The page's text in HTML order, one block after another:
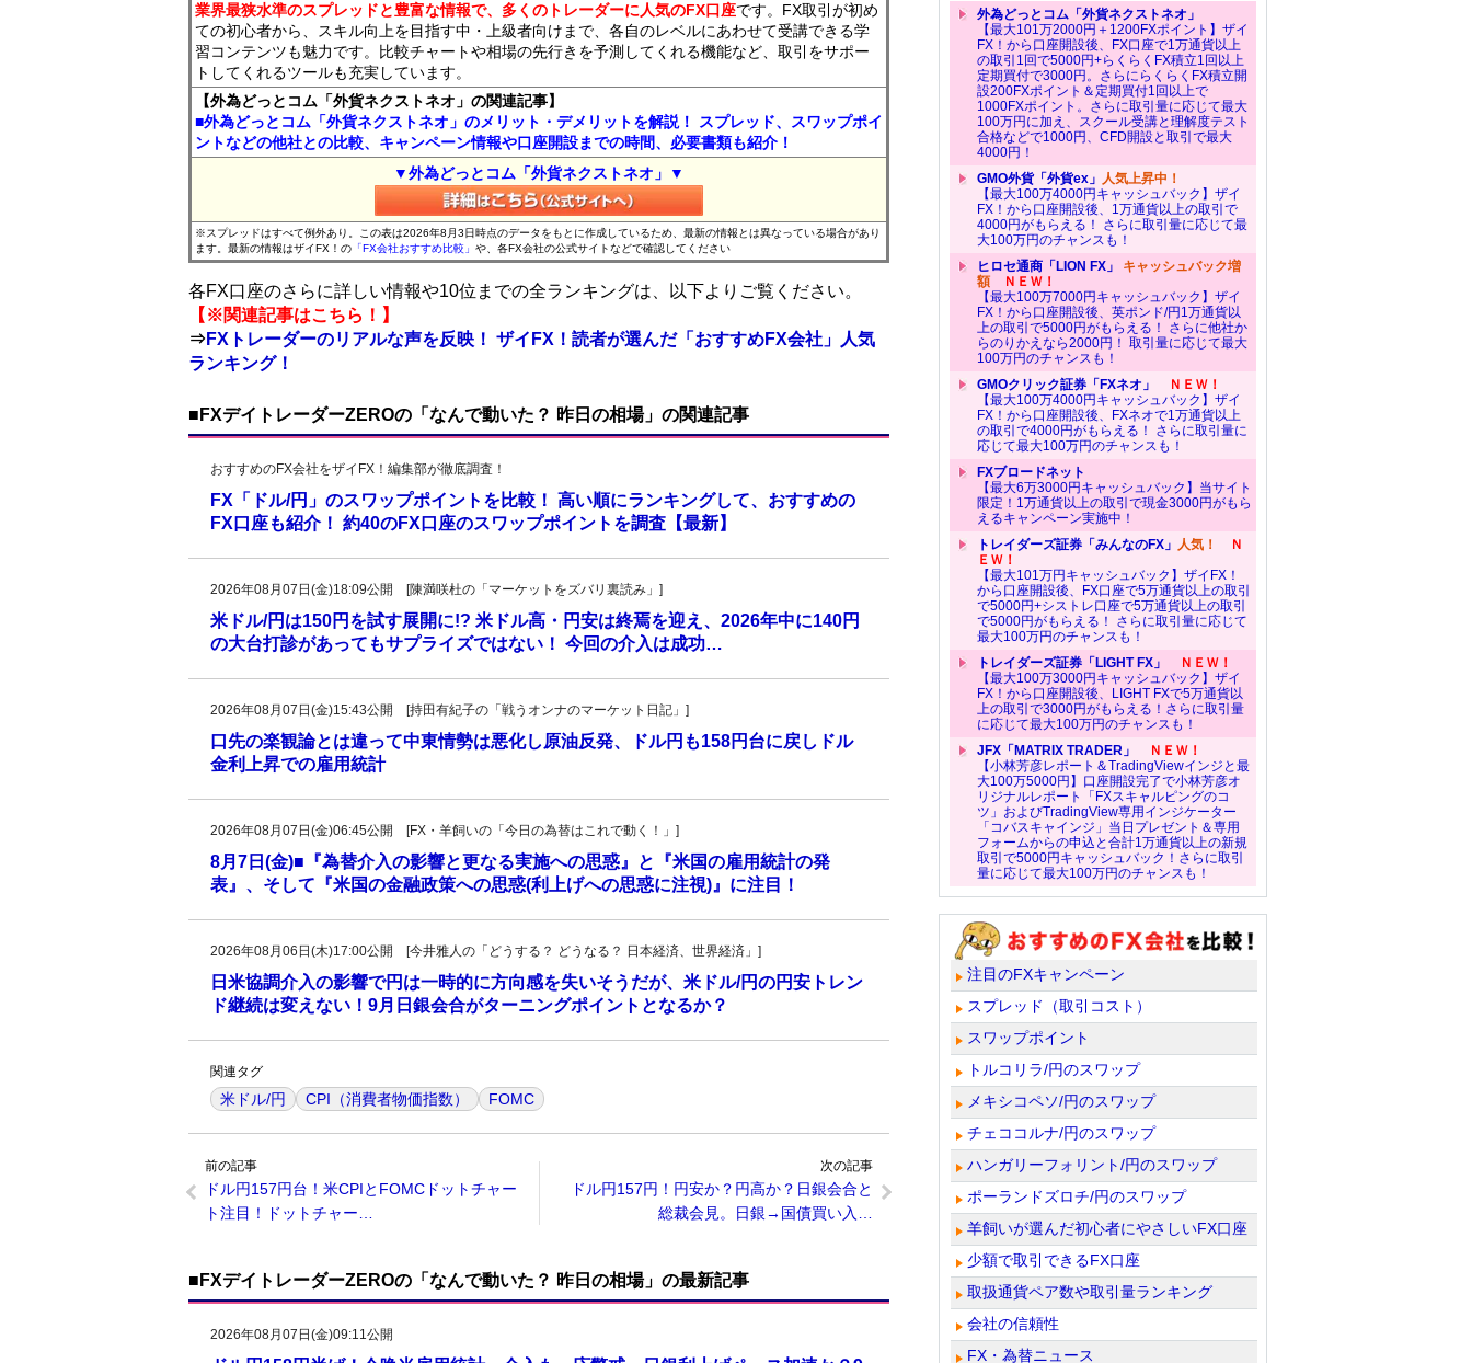
業界最狭水準のスプレッドと豊富な情報で、多くのトレーダーに人気のFX口座です。FX取引が初め
ての初心者から、スキル向上を目指す中・上級者向けまで、各自のレベルにあわせて受講できる学
習コンテンツも魅力です。比較チャートや相場の先行きを予測してくれる機能など、取引をサポー
トしてくれるツールも充実しています。
【外為どっとコム「外貨ネクストネオ」の関連記事】
■外為どっとコム「外貨ネクストネオ」のメリット・デメリットを解説！ スプレッド、スワップポイ
ントなどの他社との比較、キャンペーン情報や口座開設までの時間、必要書類も紹介！
▼外為どっとコム「外貨ネクストネオ」▼
※スプレッドはすべて例外あり。この表は2026年8月3日時点のデータをもとに作成しているため、最新の情報とは異なっている場合があり
ます。最新の情報はザイFX！の 「FX会社おすすめ比較」 や、各FX会社の公式サイトなどで確認してください
各FX口座のさらに詳しい情報や10位までの全ランキングは、以下よりご覧ください。
【※関連記事はこちら！】
⇒FXトレーダーのリアルな声を反映！ ザイFX！読者が選んだ「おすすめFX会社」人気
ランキング！
■FXデイトレーダーZEROの「なんで動いた？ 昨日の相場」の関連記事
おすすめのFX会社をザイFX！編集部が徹底調査！
FX「ドル/円」のスワップポイントを比較！ 高い順にランキングして、おすすめの
FX口座も紹介！ 約40のFX口座のスワップポイントを調査【最新】
2026年08月07日(金)18:09公開 [陳満咲杜の「マーケットをズバリ裏読み」]
米ドル/円は150円を試す展開に!? 米ドル高・円安は終焉を迎え、2026年中に140円
の大台打診があってもサプライズではない！ 今回の介入は成功…
2026年08月07日(金)15:43公開 [持田有紀子の「戦うオンナのマーケット日記」]
口先の楽観論とは違って中東情勢は悪化し原油反発、ドル円も158円台に戻しドル
金利上昇での雇用統計
2026年08月07日(金)06:45公開 [FX・羊飼いの「今日の為替はこれで動く！」]
8月7日(金)■『為替介入の影響と更なる実施への思惑』と『米国の雇用統計の発
表』、そして『米国の金融政策への思惑(利上げへの思惑に注視)』に注目！
2026年08月06日(木)17:00公開 [今井雅人の「どうする？ どうなる？ 日本経済、世界経済」]
日米協調介入の影響で円は一時的に方向感を失いそうだが、米ドル/円の円安トレン
ド継続は変えない！9月日銀会合がターニングポイントとなるか？
関連タグ
米ドル/円 CPI（消費者物価指数） FOMC
前の記事
ドル円157円台！米CPIとFOMCドットチャー
ト注目！ドットチャー…
次の記事
ドル円157円！円安か？円高か？日銀会合と
総裁会見。日銀→国債買い入…
■FXデイトレーダーZEROの「なんで動いた？ 昨日の相場」の最新記事
2026年08月07日(金)09:11公開
外為どっとコム「外貨ネクストネオ」
【最大101万2000円＋1200FXポイント】ザイ
FX！から口座開設後、FX口座で1万通貨以上
の取引1回で5000円+らくらくFX積立1回以上
定期買付で3000円。さらにらくらくFX積立開
設200FXポイント＆定期買付1回以上で
1000FXポイント。さらに取引量に応じて最大
100万円に加え、スクール受講と理解度テスト
合格などで1000円、CFD開設と取引で最大
4000円！
GMO外貨「外貨ex」 人気上昇中！
【最大100万4000円キャッシュバック】ザイ
FX！から口座開設後、1万通貨以上の取引で
4000円がもらえる！ さらに取引量に応じて最
大100万円のチャンスも！
ヒロセ通商「LION FX」 キャッシュバック増
額ＮＥＷ！
【最大100万7000円キャッシュバック】ザイ
FX！から口座開設後、英ポンド/円1万通貨以
上の取引で5000円がもらえる！ さらに他社か
らのりかえなら2000円！ 取引量に応じて最大
100万円のチャンスも！
GMOクリック証券「FXネオ」
ＮＥＷ！
【最大100万4000円キャッシュバック】ザイ
FX！から口座開設後、FXネオで1万通貨以上
の取引で4000円がもらえる！ さらに取引量に
応じて最大100万円のチャンスも！
FXブロードネット
【最大6万3000円キャッシュバック】当サイト
限定！1万通貨以上の取引で現金3000円がもら
えるキャンペーン実施中！
トレイダーズ証券「みんなのFX」 人気！
Ｎ
ＥＷ！
【最大101万円キャッシュバック】ザイFX！
から口座開設後、FX口座で5万通貨以上の取引
で5000円+シストレ口座で5万通貨以上の取引
で5000円がもらえる！ さらに取引量に応じて
最大100万円のチャンスも！
トレイダーズ証券「LIGHT FX」
ＮＥＷ！
【最大100万3000円キャッシュバック】ザイ
FX！から口座開設後、LIGHT FXで5万通貨以
上の取引で3000円がもらえる！さらに取引量
に応じて最大100万円のチャンスも！
JFX「MATRIX TRADER」
ＮＥＷ！
【小林芳彦レポート＆TradingViewインジと最
大100万5000円】口座開設完了で小林芳彦オ
リジナルレポート「FXスキャルピングのコ
ツ」およびTradingView専用インジケーター
「コバスキャインジ」当日プレゼント＆専用
フォームからの申込と合計1万通貨以上の新規
取引で5000円キャッシュバック！さらに取引
量に応じて最大100万円のチャンスも！
注目のFXキャンペーン
スプレッド（取引コスト）
スワップポイント
トルコリラ/円のスワップ
メキシコペソ/円のスワップ
チェココルナ/円のスワップ
ハンガリーフォリント/円のスワップ
ポーランドズロチ/円のスワップ
羊飼いが選んだ初心者にやさしいFX口座
少額で取引できるFX口座
取扱通貨ペア数や取引量ランキング
会社の信頼性
FX・為替ニュース